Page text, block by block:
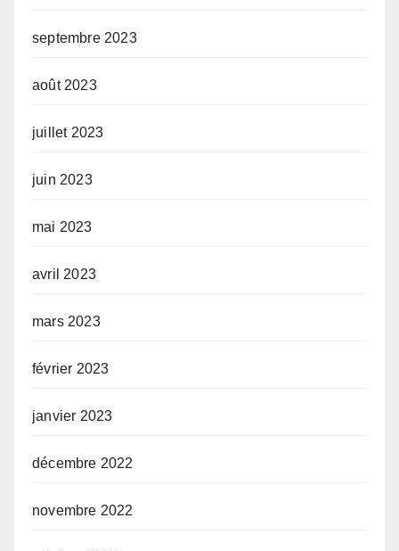
septembre 2023
août 2023
juillet 2023
juin 2023
mai 2023
avril 2023
mars 2023
février 2023
janvier 2023
décembre 2022
novembre 2022